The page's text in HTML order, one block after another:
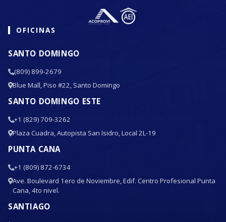
OFICINAS
SANTO DOMINGO
(809) 899-2679
Blue Mall, Piso #22, Santo Domingo
SANTO DOMINGO ESTE
+1 (829) 709-3262
Plaza Cuadra, Autopista San Isidro, Local 2L-19
PUNTA CANA
+1 (809) 872-6734
Ave. Boulevard 1ero de Noviembre, Edif. Centro Profesional Punta
Cana, 4to nivel.
SANTIAGO